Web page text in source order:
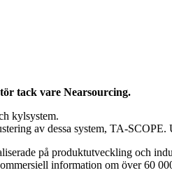
tack vare Nearsourcing.
kylsystem.
av dessa system, TA-
på produktutveckling och
information om över 60